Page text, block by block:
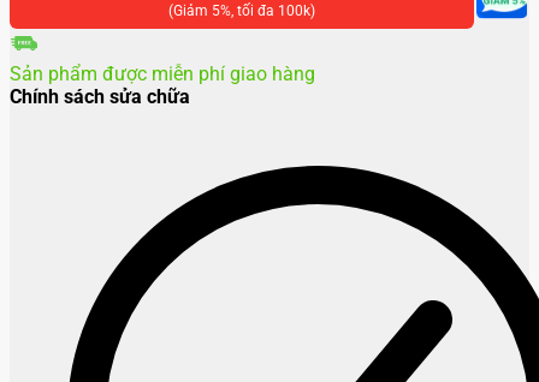
lượng
(Giảm 5%, tối đa 100k)
Sản phẩm được miễn phí giao hàng
Chính sách sửa chữa